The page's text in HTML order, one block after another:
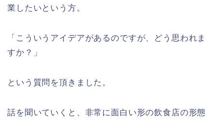
業したいという方。
「こういうアイデアがあるのですが、どう思われま
すか？」
という質問を頂きました。
話を聞いていくと、非常に面白い形の飲食店の形態